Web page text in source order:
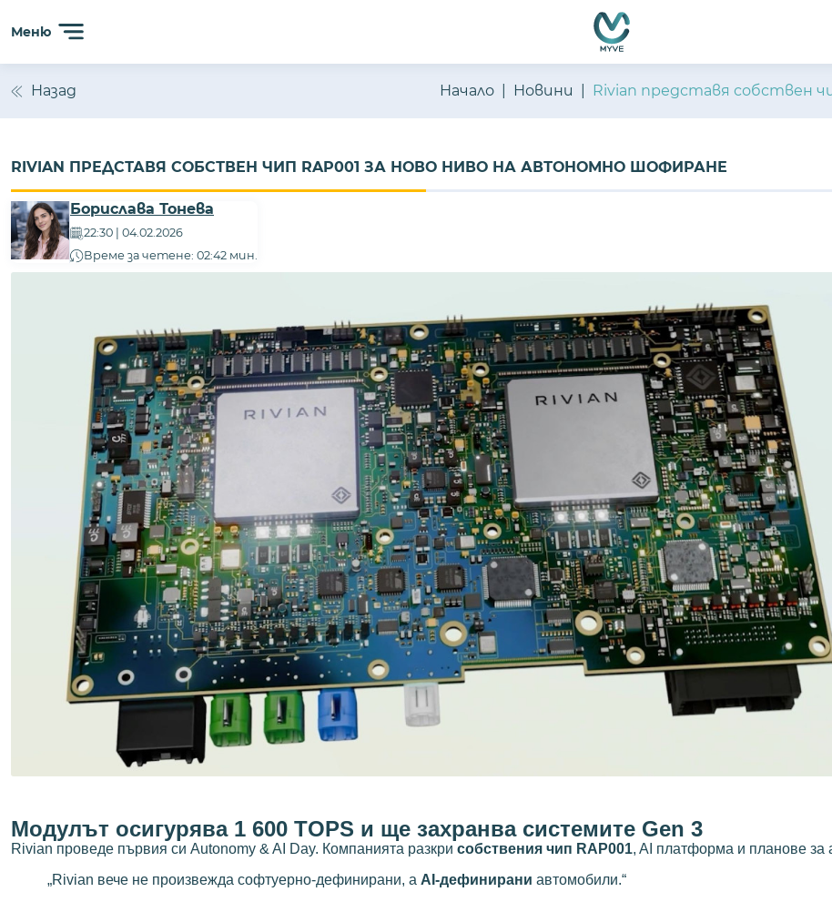
Меню
Назад Начало Новини Rivian представя собствен
RIVIAN ПРЕДСТАВЯ СОБСТВЕН ЧИП RAP001 ЗА НОВО НИВО НА АВТОНОМНО ШОФИРАНЕ
Борислава Тонева
22:30 | 04.02.2026
Време за четене: 02:42 мин.
Модулът осигурява 1 600 TOPS и ще захранва системите Gen 3
Rivian проведе първия си Autonomy & AI Day. Компанията разкри собствения чип RAP001, AI платформа и планове за
„Rivian вече не произвежда софтуерно-дефинирани, а AI-дефинирани автомобили.“